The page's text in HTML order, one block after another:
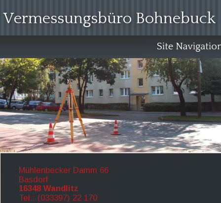
Vermessungsbüro Bohnebuck
Mühlenbecker Damm 66
Basdorf
16348 Wandlitz
Tel.: (033397) 22 170